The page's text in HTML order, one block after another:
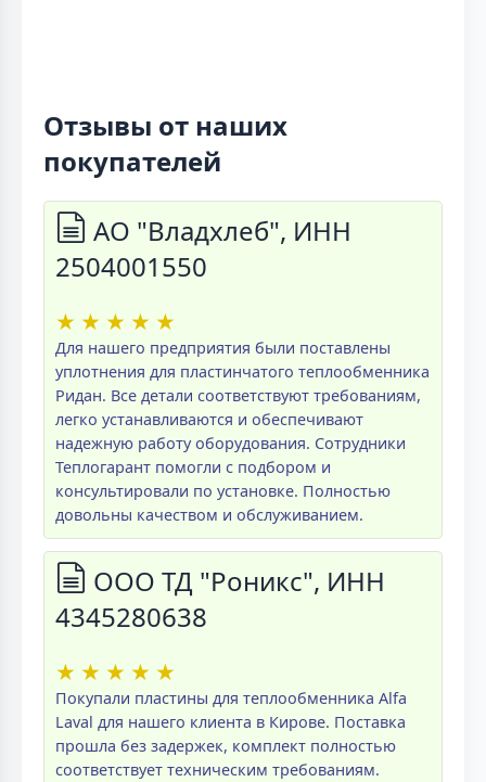
Отзывы от наших
покупателей
АО "Владхлеб", ИНН
2504001550
★ ★ ★ ★ ★
Для нашего предприятия были поставлены
уплотнения для пластинчатого теплообменника
Ридан. Все детали соответствуют требованиям,
легко устанавливаются и обеспечивают
надежную работу оборудования. Сотрудники
Теплогарант помогли с подбором и
консультировали по установке. Полностью
довольны качеством и обслуживанием.
ООО ТД "Роникс", ИНН
4345280638
★ ★ ★ ★ ★
Покупали пластины для теплообменника Alfa
Laval для нашего клиента в Кирове. Поставка
прошла без задержек, комплект полностью
соответствует техническим требованиям.